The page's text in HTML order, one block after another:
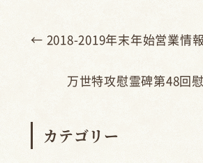
← 2018-2019年末年始営業情
万世特攻慰霊碑第48回
カテゴリー